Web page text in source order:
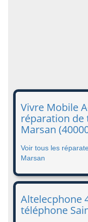
Vivre Mobile
réparation de
Marsan
Voir tous les
Marsan
Altelecphone
téléphone